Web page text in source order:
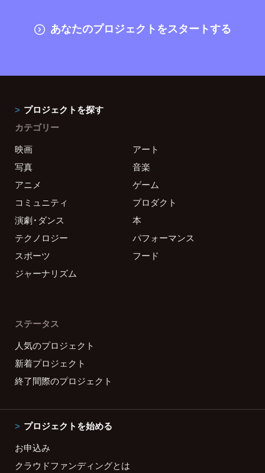
あなたのプロジェクトをスタートする
プロジェクトを探す
カテゴリー
映画
アート
写真
音楽
アニメ
ゲーム
コミュニティ
プロダクト
演劇・ダンス
本
テクノロジー
パフォーマンス
スポーツ
フード
ジャーナリズム
ステータス
人気のプロジェクト
新着プロジェクト
終了間際のプロジェクト
プロジェクトを始める
お申込み
クラウドファンディングとは